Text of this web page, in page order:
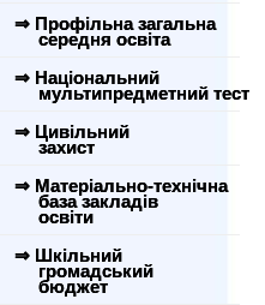
⇒ Профільна загальна
середня освіта
⇒ Національний
мультипредметний тест
⇒ Цивільний
захист
⇒ Матеріально-технічна
база закладів
освіти
⇒ Шкільний
громадський
бюджет